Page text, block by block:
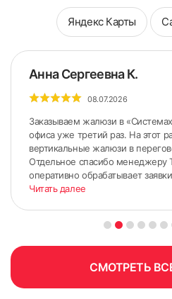
ШИРИНА измеряется по
нижнему и верхнему краю);
ВЫСОТА измеряется по
правому и левому краю).
6. Приложить короб к окну и
короба по сделанным ранее
Яндекс Карты
Анна Сергеевна К.
08.07.2026
Заказываем жалюзи в
офиса уже третий раз. На этот
вертикальные жалюзи в
Отдельное спасибо менеджеру
оперативно обрабатывает
Читать далее
СМОТРЕТЬ